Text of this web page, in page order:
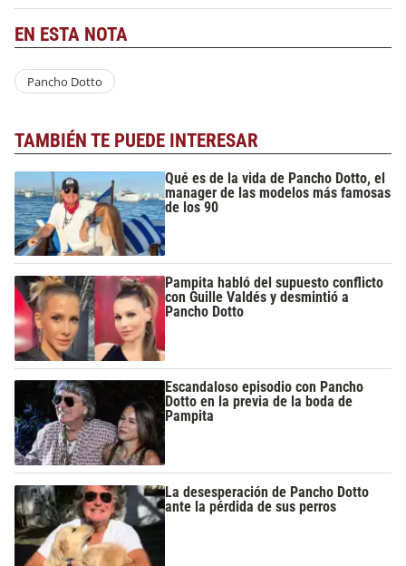
EN ESTA NOTA
Pancho Dotto
TAMBIÉN TE PUEDE INTERESAR
Qué es de la vida de Pancho Dotto, el
manager de las modelos más famosas
de los 90
Pampita habló del supuesto conflicto
con Guille Valdés y desmintió a
Pancho Dotto
Escandaloso episodio con Pancho
Dotto en la previa de la boda de
Pampita
La desesperación de Pancho Dotto
ante la pérdida de sus perros